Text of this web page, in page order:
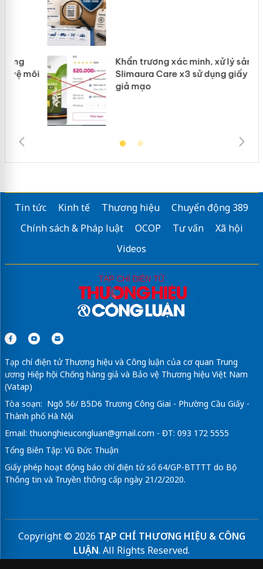
Khẩn trương xác minh, xử lý sản phẩm
Slimaura Care x3 sử dụng giấy phép
giả mạo
Tin tức Kinh tế Thương hiệu
Chuyển động 389
Chính sách & Pháp luật
OCOP Tư vấn
Xã hội
Videos
Tạp chí điện tử Thương hiệu và Công luận của cơ quan Trung
ương Hiệp hội Chống hàng giả và Bảo vệ Thương hiệu Việt Nam
(Vatap)
Tòa soạn: Ngõ 56/ B5D6 Trương Công Giai - Phường Cầu Giấy -
Thành phố Hà Nội
Email: thuonghieucongluan@gmail.com - ĐT: 093 172 5555
Tổng Biên Tập: Vũ Đức Thuận
Giấy phép hoạt động báo chí điện tử số 64/GP-BTTTT do Bộ
Thông tin và Truyền thông cấp ngày 21/2/2020.
Copyright © 2026 TẠP CHÍ THƯƠNG HIỆU & CÔNG
LUẬN. All Rights Reserved.